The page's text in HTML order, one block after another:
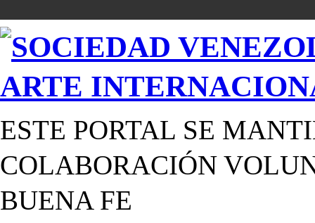
ESTE PORTAL SE
COLABORACIÓN
BUENA FE